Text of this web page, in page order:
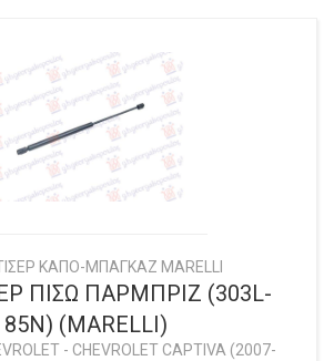
ΚΑΠΟ-ΜΠΑΓΚΑΖ MARELLI
ΠΙΣΩ ΠΑΡΜΠΡΙΖ (303L-
85N) (MARELLI)
- CHEVROLET CAPTIVA (2007-